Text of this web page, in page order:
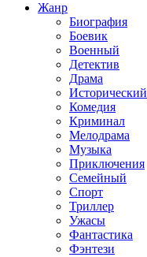
Жанр
Биография
Боевик
Военный
Детектив
Драма
Исторический
Комедия
Криминал
Мелодрама
Музыка
Приключения
Семейный
Спорт
Триллер
Ужасы
Фантастика
Фэнтези